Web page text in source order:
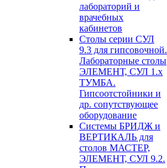
лабораторий и
врачебных
кабинетов
Столы серии СУЛ
9.3 для гипсовочной.
Лабораторные столы
ЭЛЕМЕНТ, СУЛ 1.х
ТУМБА.
Гипсоотстойники и
др. сопутствующее
оборудование
Системы БРИДЖ и
ВЕРТИКАЛЬ для
столов МАСТЕР,
ЭЛЕМЕНТ, СУЛ 9.2.